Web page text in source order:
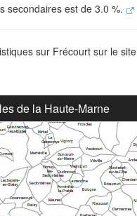
secondaires est de 3.0 %.
sur Frécourt sur le site
de la Haute-Marne